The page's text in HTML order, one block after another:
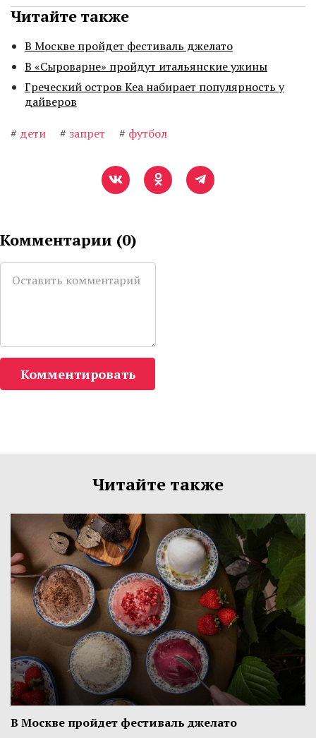
Читайте также
В Москве пройдет фестиваль джелато
В «Сыроварне» пройдут итальянские ужины
Греческий остров Кеа набирает популярность у
дайверов
# дети # запрет # футбол
Комментарии (0)
Комментировать
Читайте также
В Москве пройдет фестиваль джелато